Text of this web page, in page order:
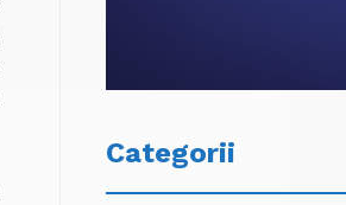
Categorii